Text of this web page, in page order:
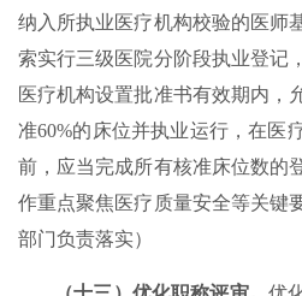
纳入所执业医疗机构校验的医师
索实行三级医院分阶段执业登记
医疗机构设置批准书有效期内，
准60%的床位并执业运行，在医
前，应当完成所有核准床位数的
作重点聚焦医疗质量安全等关键
部门负责落实）